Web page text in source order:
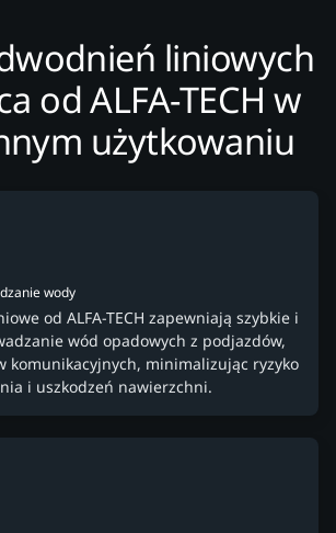
liniowych
od ALFA-TECH w
użytkowaniu
wody
od ALFA-TECH zapewniają szybkie i
wód opadowych z podjazdów,
komunikacyjnych, minimalizując ryzyko
i uszkodzeń nawierzchni.